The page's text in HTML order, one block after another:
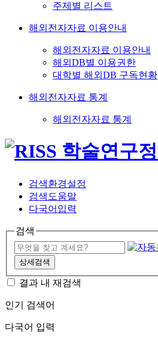
주제별 리스트
해외전자자료 이용안내
해외전자자료 이용안내
해외DB별 이용권한
대학별 해외DB 구독현황
해외전자자료 통계
해외전자자료 통계
검색환경설정
검색도움말
다국어입력
검색
상세검색
결과 내 재검색
인기 검색어
다국어 입력